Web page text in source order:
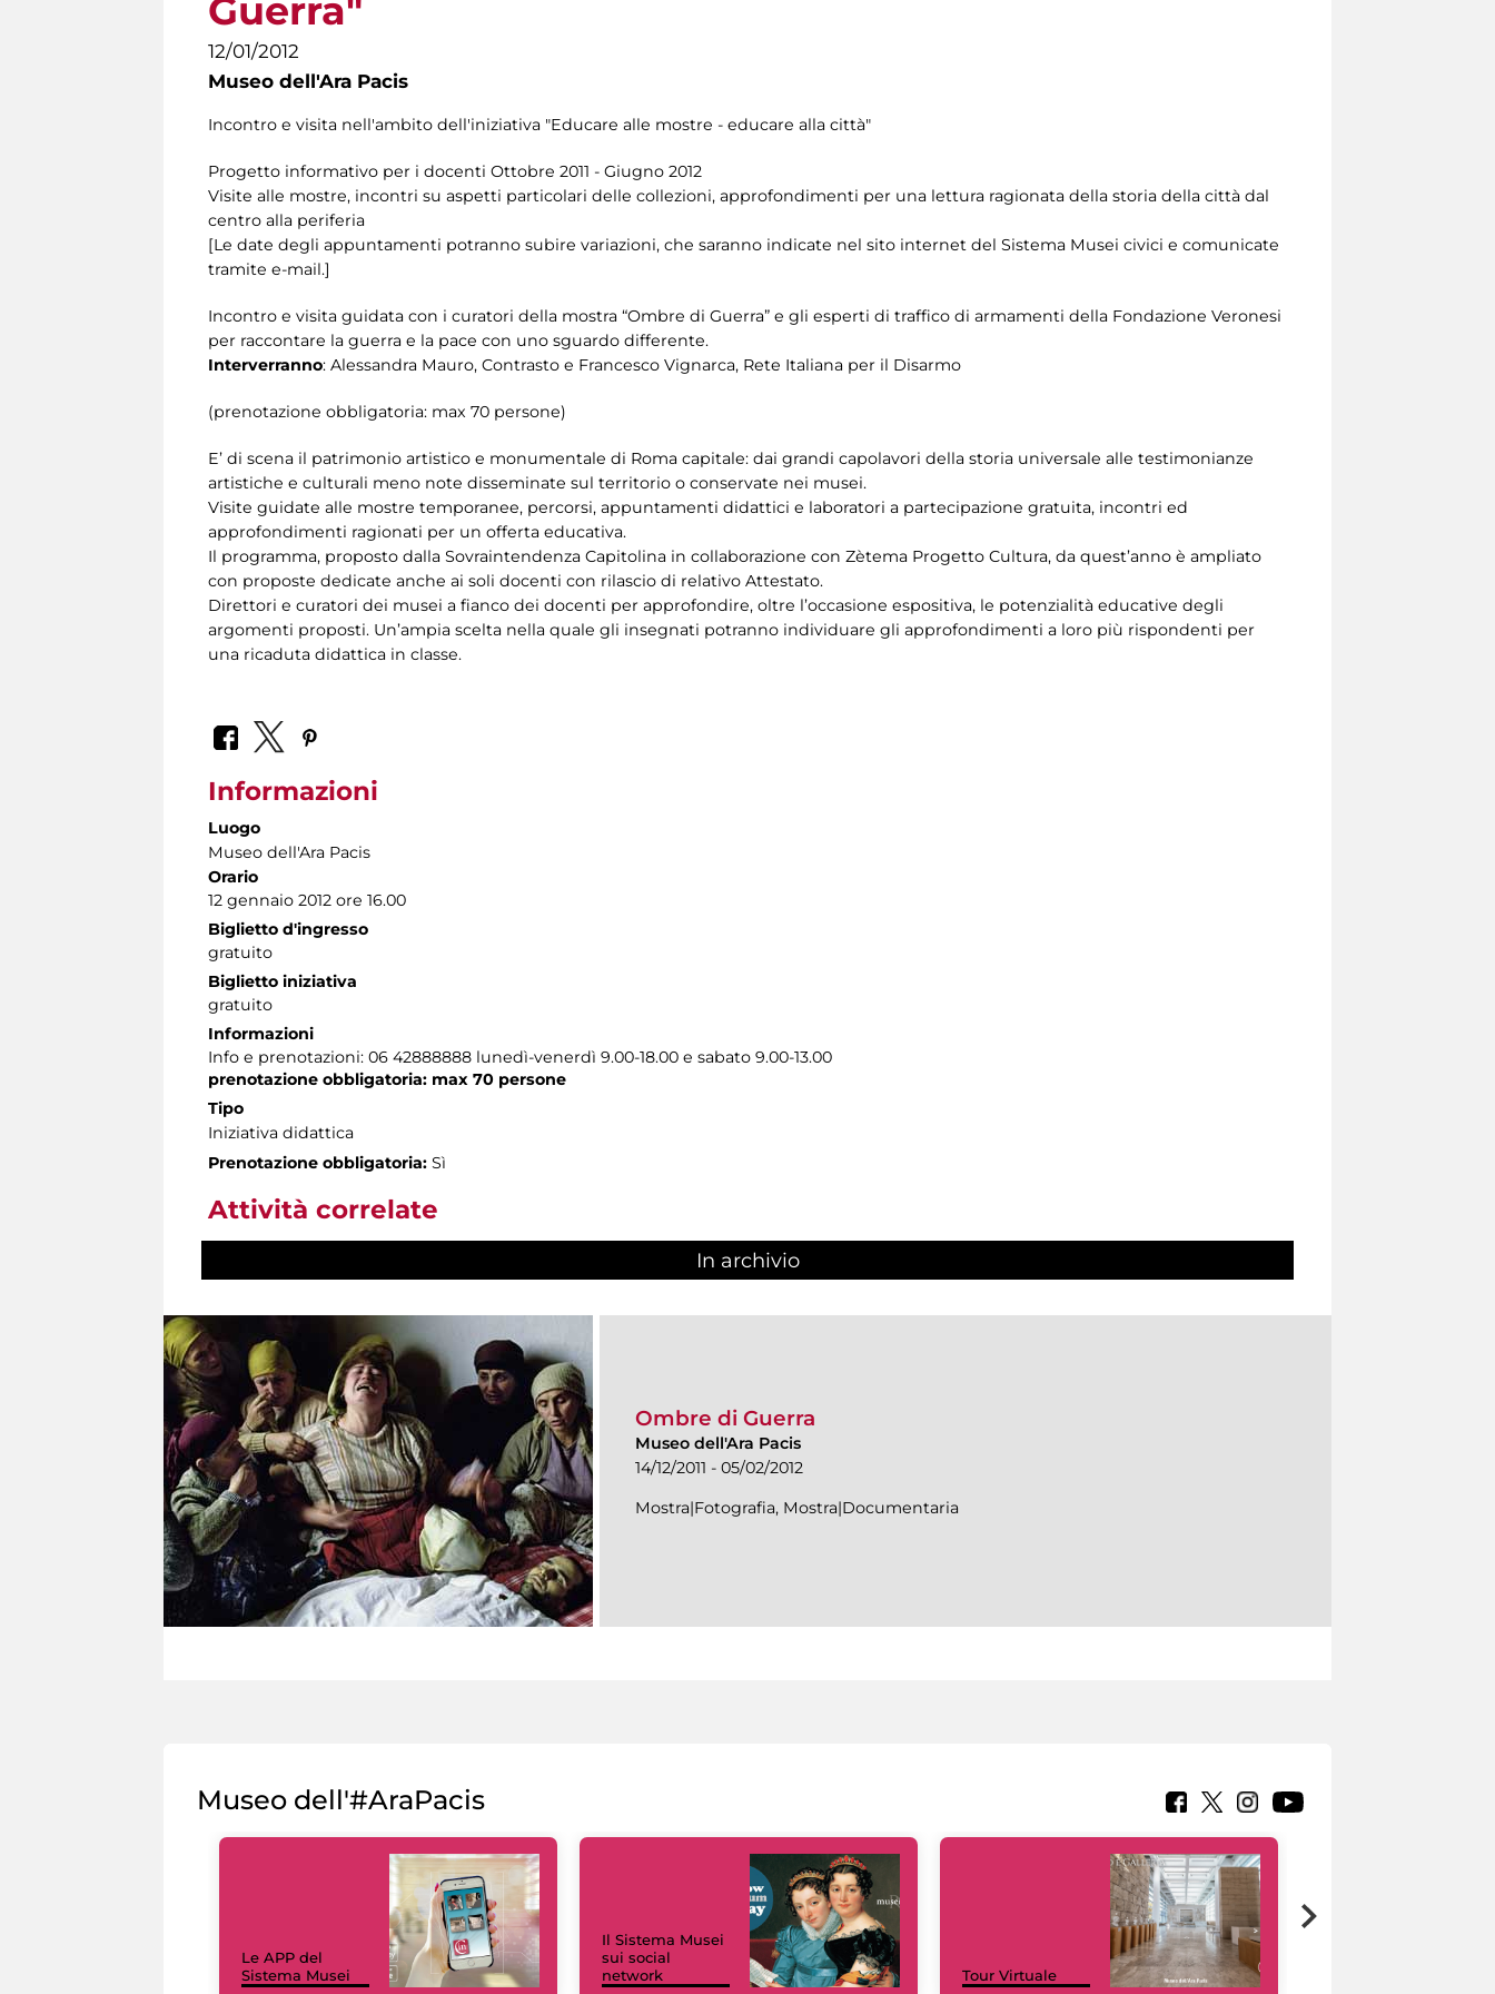
Guerra"
12/01/2012
Museo dell'Ara Pacis
Incontro e visita nell'ambito dell'iniziativa "Educare alle mostre - educare alla città"
Progetto informativo per i docenti Ottobre 2011 - Giugno 2012
Visite alle mostre, incontri su aspetti particolari delle collezioni, approfondimenti per una lettura ragionata della storia della città dal
centro alla periferia
[Le date degli appuntamenti potranno subire variazioni, che saranno indicate nel sito internet del Sistema Musei civici e comunicate
tramite e-mail.]
Incontro e visita guidata con i curatori della mostra “Ombre di Guerra” e gli esperti di traffico di armamenti della Fondazione Veronesi
per raccontare la guerra e la pace con uno sguardo differente.
Interverranno: Alessandra Mauro, Contrasto e Francesco Vignarca, Rete Italiana per il Disarmo
(prenotazione obbligatoria: max 70 persone)
E’ di scena il patrimonio artistico e monumentale di Roma capitale: dai grandi capolavori della storia universale alle testimonianze
artistiche e culturali meno note disseminate sul territorio o conservate nei musei.
Visite guidate alle mostre temporanee, percorsi, appuntamenti didattici e laboratori a partecipazione gratuita, incontri ed
approfondimenti ragionati per un offerta educativa.
Il programma, proposto dalla Sovraintendenza Capitolina in collaborazione con Zètema Progetto Cultura, da quest’anno è ampliato
con proposte dedicate anche ai soli docenti con rilascio di relativo Attestato.
Direttori e curatori dei musei a fianco dei docenti per approfondire, oltre l’occasione espositiva, le potenzialità educative degli
argomenti proposti. Un’ampia scelta nella quale gli insegnati potranno individuare gli approfondimenti a loro più rispondenti per
una ricaduta didattica in classe.
Informazioni
Luogo
Museo dell'Ara Pacis
Orario
12 gennaio 2012 ore 16.00
Biglietto d'ingresso
gratuito
Biglietto iniziativa
gratuito
Informazioni
Info e prenotazioni: 06 42888888 lunedì-venerdì 9.00-18.00 e sabato 9.00-13.00
prenotazione obbligatoria: max 70 persone
Tipo
Iniziativa didattica
Prenotazione obbligatoria: Sì
Attività correlate
In archivio
Ombre di Guerra
Museo dell'Ara Pacis
14/12/2011 - 05/02/2012
Mostra|Fotografia, Mostra|Documentaria
Museo dell'#AraPacis
Le APP del
Sistema Musei
Il Sistema Musei
sui social
network
Tour Virtuale